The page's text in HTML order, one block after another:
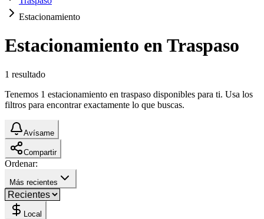
Estacionamiento
Estacionamiento en Traspaso
1 resultado
Tenemos 1 estacionamiento en traspaso disponibles para ti. Usa los
filtros para encontrar exactamente lo que buscas.
Avísame
Compartir
Ordenar:
Más recientes
Local